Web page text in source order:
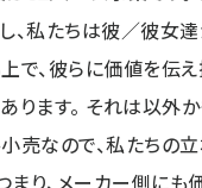
、私たちは彼／彼女
で、彼らに価値を伝
ります。 それは以外
売なので、私たちの
まり、メーカー側に